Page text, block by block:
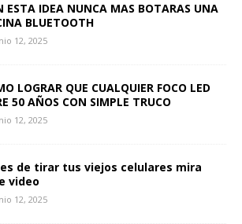
ESTA IDEA NUNCA MAS BOTARAS UNA
BLUETOOTH
12, 2025
LOGRAR QUE CUALQUIER FOCO LED
50 AÑOS CON SIMPLE TRUCO
12, 2025
de tirar tus viejos celulares mira
video
12, 2025